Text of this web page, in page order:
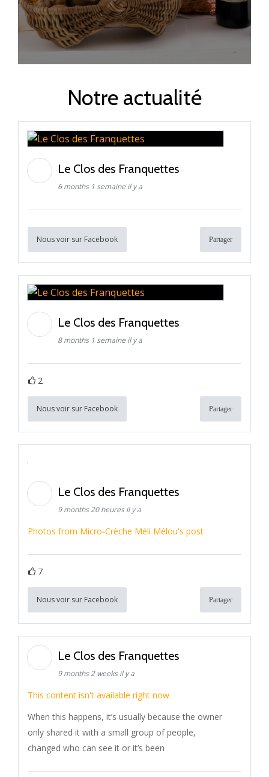
Notre actualité
Le Clos des Franquettes
6 months 1 semaine il y a
Nous voir sur Facebook Partager
Le Clos des Franquettes
8 months 1 semaine il y a
2
Nous voir sur Facebook Partager
Le Clos des Franquettes
9 months 20 heures il y a
Photos from Micro-Crèche Méli Mélou's post
7
Nous voir sur Facebook Partager
Le Clos des Franquettes
9 months 2 weeks il y a
This content isn't available right now
When this happens, it’s usually because the owner
only shared it with a small group of people,
changed who can see it or it’s been